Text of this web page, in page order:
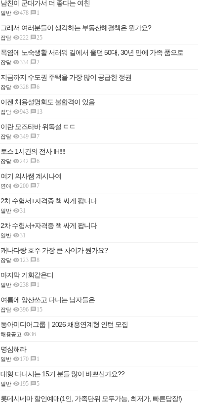
남친이 군대가서 더 좋다는 여친
일반 478 1
그래서 여러분들이 생각하는 부동산해결책은 뭔가요?
잡담 222 25
폭염에 노숙생활 서러워 길에서 울던 50대, 30년 만에 가족 품으로
잡담 334 2
지금까지 수도권 주택을 가장 많이 공급한 정권
잡담 328 6
이젠 채용설명회도 불합격이 있음
잡담 943 13
이란 모즈타바 위독설 ㄷㄷ
잡담 349 7
토스 1시간의 전사 IH!!!!
잡담 242 6
여기 의사쌤 계시나여
연애 200 7
2차 수험서+자격증 책 싸게 팝니다
일반 31
2차 수험서+자격증 책 싸게 팝니다
일반 31
캐나다랑 호주 가장 큰 차이가 뭔가요?
잡담 123 8
마지막 기회같은디
일반 238 1
여름에 양산쓰고 다니는 남자들은
잡담 396 15
동아미디어그룹｜2026 채용연계형 인턴 모집
채용공고 36
명심해라
일반 170 1
대형 다니시는 15기 분들 많이 바쁘신가요??
일반 195 5
롯데시네마 할인예매(1인, 가족단위 모두가능, 최저가, 빠른답장!)